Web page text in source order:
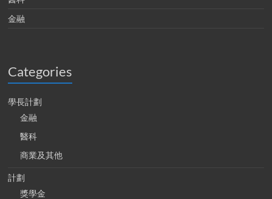
金融
Categories
學長計劃
金融
醫科
商業及其他
計劃
獎學金